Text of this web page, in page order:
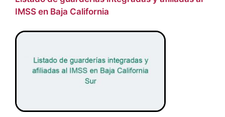
IMSS en Baja California